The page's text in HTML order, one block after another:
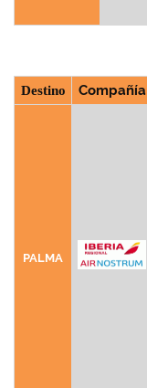
Destino Compañía
PALMA